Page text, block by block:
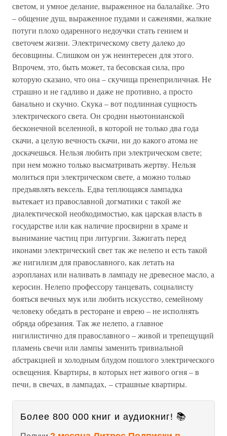
светом, и умное делание, выраженное на балалайке. Это
– общение душ, выраженное пудами и саженями, жалкие
потуги плохо одаренного недоучки стать гением и
светочем жизни. Электрическому свету далеко до
бесовщины. Слишком он уж неинтересен для этого.
Впрочем, это, быть может, та бесовская сила, про
которую сказано, что она – скучища пренеприличная. Не
страшно и не гадливо и даже не противно, а просто
банально и скучно. Скука – вот подлинная сущность
электрического света. Он сродни ньютонианской
бесконечной вселенной, в которой не только два года
скачи, а целую вечность скачи, ни до какого атома не
доскачешься. Нельзя любить при электрическом свете;
при нем можно только высматривать жертву. Нельзя
молиться при электрическом свете, а можно только
предъявлять вексель. Едва теплющаяся лампадка
вытекает из православной догматики с такой же
диалектической необходимостью, как царская власть в
государстве или как наличие просвирни в храме и
вынимание частиц при литургии. Зажигать перед
иконами электрический свет так же нелепо и есть такой
же нигилизм для православного, как летать на
аэропланах или наливать в лампаду не древесное масло, а
керосин. Нелепо профессору танцевать, социалисту
бояться вечных мук или любить искусство, семейному
человеку обедать в ресторане и еврею – не исполнять
обряда обрезания. Так же нелепо, а главное
нигилистично для православного – живой и трепещущий
пламень свечи или лампы заменить тривиальной
абстракцией и холодным блудом пошлого электрического
освещения. Квартиры, в которых нет живого огня – в
печи, в свечах, в лампадах, – страшные квартиры.
Более 800 000 книг и аудиокниг! 📚